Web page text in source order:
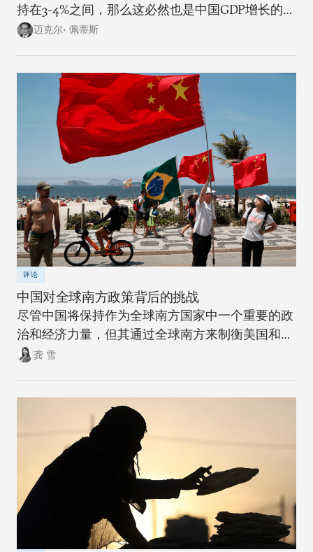
持在3-4%之间，那么这必然也是中国GDP增长的上
限。迈克尔• 佩蒂斯
评论
中国对全球南方政策背后的挑战
尽管中国将保持作为全球南方国家中一个重要的政
治和经济力量，但其通过全球南方来制衡美国和全
球北方的雄心计划远非十拿九稳。
龚 雪